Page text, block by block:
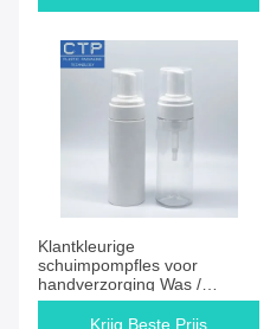
Klantkleurige
schuimpompfles voor
handverzorging Was /
reiniging gladde bubbel
vloeistofdispenser
Krijg Beste Prijs